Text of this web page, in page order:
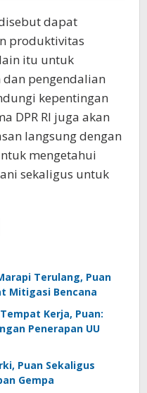
dapat
produktivitas
itu untuk
pengendalian
kepentingan
DPR RI juga akan
langsung dengan
mengetahui
sekaligus untuk
Terulang, Puan
Mitigasi Bencana
Kerja, Puan:
Penerapan UU
Puan Sekaligus
Gempa